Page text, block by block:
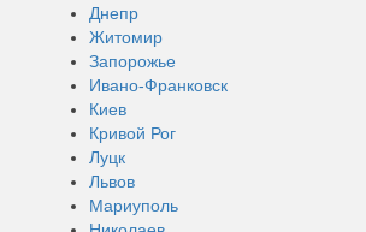
Днепр
Житомир
Запорожье
Ивано-Франковск
Киев
Кривой Рог
Луцк
Львов
Мариуполь